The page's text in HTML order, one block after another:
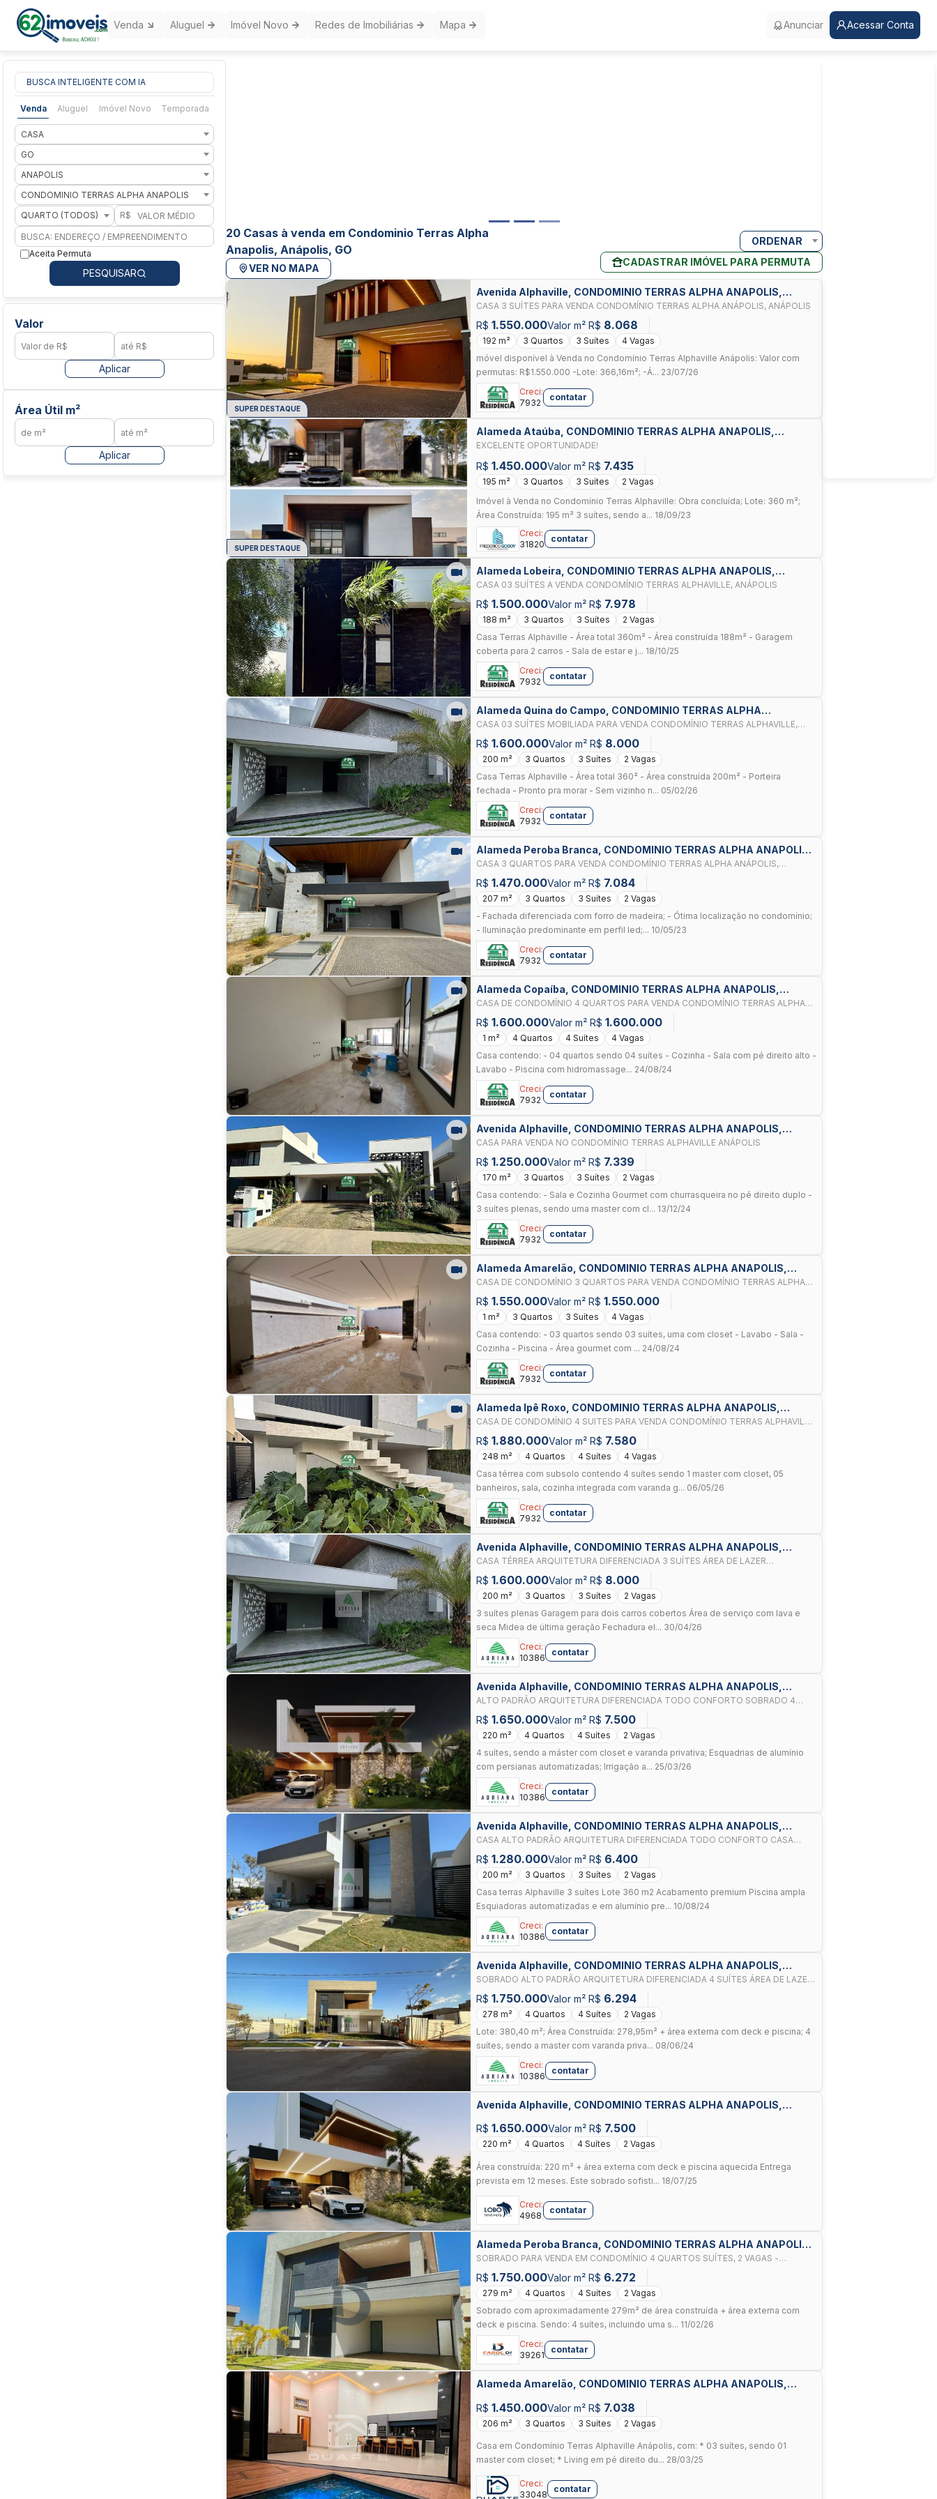
Venda Aluguel Imóvel Novo Redes de Imobiliárias Mapa Anunciar Acessar Conta
BUSCA INTELIGENTE COM IA
Venda Aluguel Imóvel Novo Temporada
CASA
GO
ANAPOLIS
CONDOMINIO TERRAS ALPHA ANAPOLIS
QUARTO (TODOS)
R$
Aceita Permuta
PESQUISAR
Valor
Aplicar
Área Útil m²
Aplicar
20 Casas à venda em Condominio Terras Alpha
Anapolis, Anápolis, GO
VER NO MAPA
ORDENAR
CADASTRAR IMÓVEL PARA PERMUTA
SUPER DESTAQUE
Avenida Alphaville, CONDOMINIO TERRAS ALPHA ANAPOLIS,
ANAPOLIS
CASA 3 SUÍTES PARA VENDA CONDOMÍNIO TERRAS ALPHA ANÁPOLIS, ANÁPOLIS
R$ 1.550.000Valor m² R$ 8.068
192 m² 3 Quartos 3 Suítes
4 Vagas
móvel disponível à Venda no Condomínio Terras Alphaville Anápolis: Valor com
permutas: R$1.550.000 -Lote: 366,16m²; -Á... 23/07/26
Creci:
7932
contatar
SUPER DESTAQUE
Alameda Ataúba, CONDOMINIO TERRAS ALPHA ANAPOLIS,
ANAPOLIS
EXCELENTE OPORTUNIDADE!
R$ 1.450.000Valor m² R$ 7.435
195 m² 3 Quartos 3 Suítes
2 Vagas
Imóvel à Venda no Condomínio Terras Alphaville: Obra concluída; Lote: 360 m²;
Área Construída: 195 m² 3 suítes, sendo a... 18/09/23
Creci:
31820
contatar
Alameda Lobeira, CONDOMINIO TERRAS ALPHA ANAPOLIS,
ANAPOLIS
CASA 03 SUÍTES A VENDA CONDOMÍNIO TERRAS ALPHAVILLE, ANÁPOLIS
R$ 1.500.000Valor m² R$ 7.978
188 m² 3 Quartos 3 Suítes
2 Vagas
Casa Terras Alphaville - Área total 360m² - Área construída 188m² - Garagem
coberta para 2 carros - Sala de estar e j... 18/10/25
Creci:
7932
contatar
Alameda Quina do Campo, CONDOMINIO TERRAS ALPHA
ANAPOLIS, ANAPOLIS
CASA 03 SUÍTES MOBILIADA PARA VENDA CONDOMÍNIO TERRAS ALPHAVILLE,
ANÁPOLIS
R$ 1.600.000Valor m² R$ 8.000
200 m² 3 Quartos 3 Suítes
2 Vagas
Casa Terras Alphaville - Área total 360² - Área construída 200m² - Porteira
fechada - Pronto pra morar - Sem vizinho n... 05/02/26
Creci:
7932
contatar
Alameda Peroba Branca, CONDOMINIO TERRAS ALPHA ANAPOLIS,
ANAPOLIS
CASA 3 QUARTOS PARA VENDA CONDOMÍNIO TERRAS ALPHA ANÁPOLIS,
ANÁPOLIS
R$ 1.470.000Valor m² R$ 7.084
207 m² 3 Quartos 3 Suítes
2 Vagas
- Fachada diferenciada com forro de madeira; - Ótima localização no condomínio;
- Iluminação predominante em perfil led;... 10/05/23
Creci:
7932
contatar
Alameda Copaíba, CONDOMINIO TERRAS ALPHA ANAPOLIS,
ANAPOLIS
CASA DE CONDOMÍNIO 4 QUARTOS PARA VENDA CONDOMÍNIO TERRAS ALPHA
ANÁPOLIS, ANÁPOLIS
R$ 1.600.000Valor m² R$ 1.600.000
1 m² 4 Quartos 4 Suítes
4 Vagas
Casa contendo: - 04 quartos sendo 04 suítes - Cozinha - Sala com pé direito alto -
Lavabo - Piscina com hidromassage... 24/08/24
Creci:
7932
contatar
Avenida Alphaville, CONDOMINIO TERRAS ALPHA ANAPOLIS,
ANAPOLIS
CASA PARA VENDA NO CONDOMÍNIO TERRAS ALPHAVILLE ANÁPOLIS
R$ 1.250.000Valor m² R$ 7.339
170 m² 3 Quartos 3 Suítes
2 Vagas
Casa contendo: - Sala e Cozinha Gourmet com churrasqueira no pé direito duplo -
3 suítes plenas, sendo uma master com cl... 13/12/24
Creci:
7932
contatar
Alameda Amarelão, CONDOMINIO TERRAS ALPHA ANAPOLIS,
ANAPOLIS
CASA DE CONDOMÍNIO 3 QUARTOS PARA VENDA CONDOMÍNIO TERRAS ALPHA
ANÁPOLIS, ANÁPOLIS
R$ 1.550.000Valor m² R$ 1.550.000
1 m² 3 Quartos 3 Suítes
4 Vagas
Casa contendo: - 03 quartos sendo 03 suítes, uma com closet - Lavabo - Sala -
Cozinha - Piscina - Área gourmet com ... 24/08/24
Creci:
7932
contatar
Alameda Ipê Roxo, CONDOMINIO TERRAS ALPHA ANAPOLIS,
ANAPOLIS
CASA DE CONDOMÍNIO 4 SUITES PARA VENDA CONDOMÍNIO TERRAS ALPHAVILLE
ANÁPOLIS, ANÁPOLIS
R$ 1.880.000Valor m² R$ 7.580
248 m² 4 Quartos 4 Suítes
4 Vagas
Casa térrea com subsolo contendo 4 suítes sendo 1 master com closet, 05
banheiros, sala, cozinha integrada com varanda g... 06/05/26
Creci:
7932
contatar
Avenida Alphaville, CONDOMINIO TERRAS ALPHA ANAPOLIS,
ANAPOLIS
CASA TÉRREA ARQUITETURA DIFERENCIADA 3 SUÍTES ÁREA DE LAZER
INTEGRADA PISCINA JARDIM PREDOMINA
R$ 1.600.000Valor m² R$ 8.000
200 m² 3 Quartos 3 Suítes
2 Vagas
3 suítes plenas Garagem para dois carros cobertos Área de serviço com lava e
seca Midea de última geração Fechadura el... 30/04/26
Creci:
10386
contatar
Avenida Alphaville, CONDOMINIO TERRAS ALPHA ANAPOLIS,
ANAPOLIS
ALTO PADRÃO ARQUITETURA DIFERENCIADA TODO CONFORTO SOBRADO 4
SUÍTES ÁREA DE LAZER INTEGRADA ESPAÇO
R$ 1.650.000Valor m² R$ 7.500
220 m² 4 Quartos 4 Suítes
2 Vagas
4 suítes, sendo a máster com closet e varanda privativa; Esquadrias de alumínio
com persianas automatizadas; Irrigação a... 25/03/26
Creci:
10386
contatar
Avenida Alphaville, CONDOMINIO TERRAS ALPHA ANAPOLIS,
ANAPOLIS
CASA ALTO PADRÃO ARQUITETURA DIFERENCIADA TODO CONFORTO CASA
TÉRREA 3 SUÍTES ÁREA DE LAZER INTEGRAD
R$ 1.280.000Valor m² R$ 6.400
200 m² 3 Quartos 3 Suítes
2 Vagas
Casa terras Alphaville 3 suítes Lote 360 m2 Acabamento premium Piscina ampla
Esquiadoras automatizadas e em alumínio pre... 10/08/24
Creci:
10386
contatar
Avenida Alphaville, CONDOMINIO TERRAS ALPHA ANAPOLIS,
ANAPOLIS
SOBRADO ALTO PADRÃO ARQUITETURA DIFERENCIADA 4 SUÍTES ÁREA DE LAZER
INTEGRADA ESPAÇO GOURMET 2 VAGA
R$ 1.750.000Valor m² R$ 6.294
278 m² 4 Quartos 4 Suítes
2 Vagas
Lote: 380,40 m²; Área Construída: 278,95m² + área externa com deck e piscina; 4
suítes, sendo a master com varanda priva... 08/06/24
Creci:
10386
contatar
Avenida Alphaville, CONDOMINIO TERRAS ALPHA ANAPOLIS,
R$ 1.650.000Valor m² R$ 7.500
220 m² 4 Quartos 4 Suítes 2 Vagas
Área construída: 220 m² + área externa com deck e piscina aquecida Entrega
prevista em 12 meses. Este sobrado sofisti... 18/07/25
Creci:
4968
contatar
Alameda Peroba Branca, CONDOMINIO TERRAS ALPHA ANAPOLIS,
ANAPOLIS
SOBRADO PARA VENDA EM CONDOMÍNIO 4 QUARTOS SUÍTES, 2 VAGAS -
CONDOMÍNIO TERRAS ALPHAVILLE
R$ 1.750.000Valor m² R$ 6.272
279 m² 4 Quartos 4 Suítes
2 Vagas
Sobrado com aproximadamente 279m² de área construída + área externa com
deck e piscina. Sendo: 4 suítes, incluindo uma s... 11/02/26
Creci:
39261
contatar
Alameda Amarelão, CONDOMINIO TERRAS ALPHA ANAPOLIS,
R$ 1.450.000Valor m² R$ 7.038
206 m² 3 Quartos 3 Suítes 2 Vagas
Casa em Condomínio Terras Alphaville Anápolis, com: * 03 suítes, sendo 01
master com closet; * Living em pé direito du... 28/03/25
Creci:
33048
contatar